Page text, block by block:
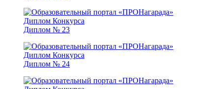
Диплом № 23
Диплом № 24